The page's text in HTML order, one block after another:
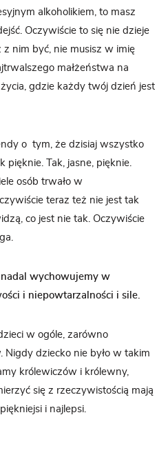
alkoholikiem, to masz
Oczywiście to się nie dzieje
z nim być, nie musisz w imię
małżeństwa na
gdzie każdy twój dzień jest
o tym, że dzisiaj wszystko
pięknie. Tak, jasne, pięknie.
osób trwało w
teraz też nie jest tak
co jest nie tak. Oczywiście
nadal wychowujemy w
i niepowtarzalności i sile.
w ogóle, zarówno
Nigdy dziecko nie było w takim
królewiczów i królewny,
się z rzeczywistością mają
i najlepsi.